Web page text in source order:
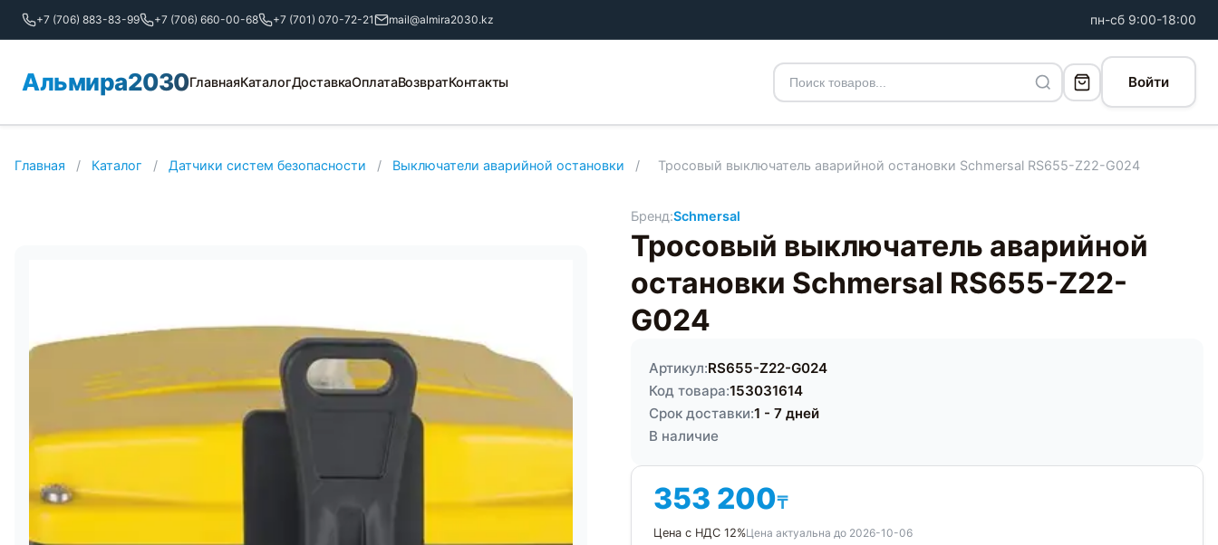
+7 (706) 883-83-99 +7 (706) 660-00-68 +7 (701) 070-72-21 mail@almira2030.kz пн-сб 9:00-18:00
Альмира2030ГлавнаяКаталогДоставкаОплатаВозвратКонтакты Войти
Главная / Каталог / Датчики систем безопасности / Выключатели аварийной остановки / Тросовый выключатель аварийной остановки Schmersal RS655-Z22-G024
Бренд:Schmersal
Тросовый выключатель аварийной
остановки Schmersal RS655-Z22-
G024
Артикул:RS655-Z22-G024
Код товара:153031614
Срок доставки:1 - 7 дней
В наличие
353 200₸
Цена с НДС 12%Цена актуальна до 2026-10-06